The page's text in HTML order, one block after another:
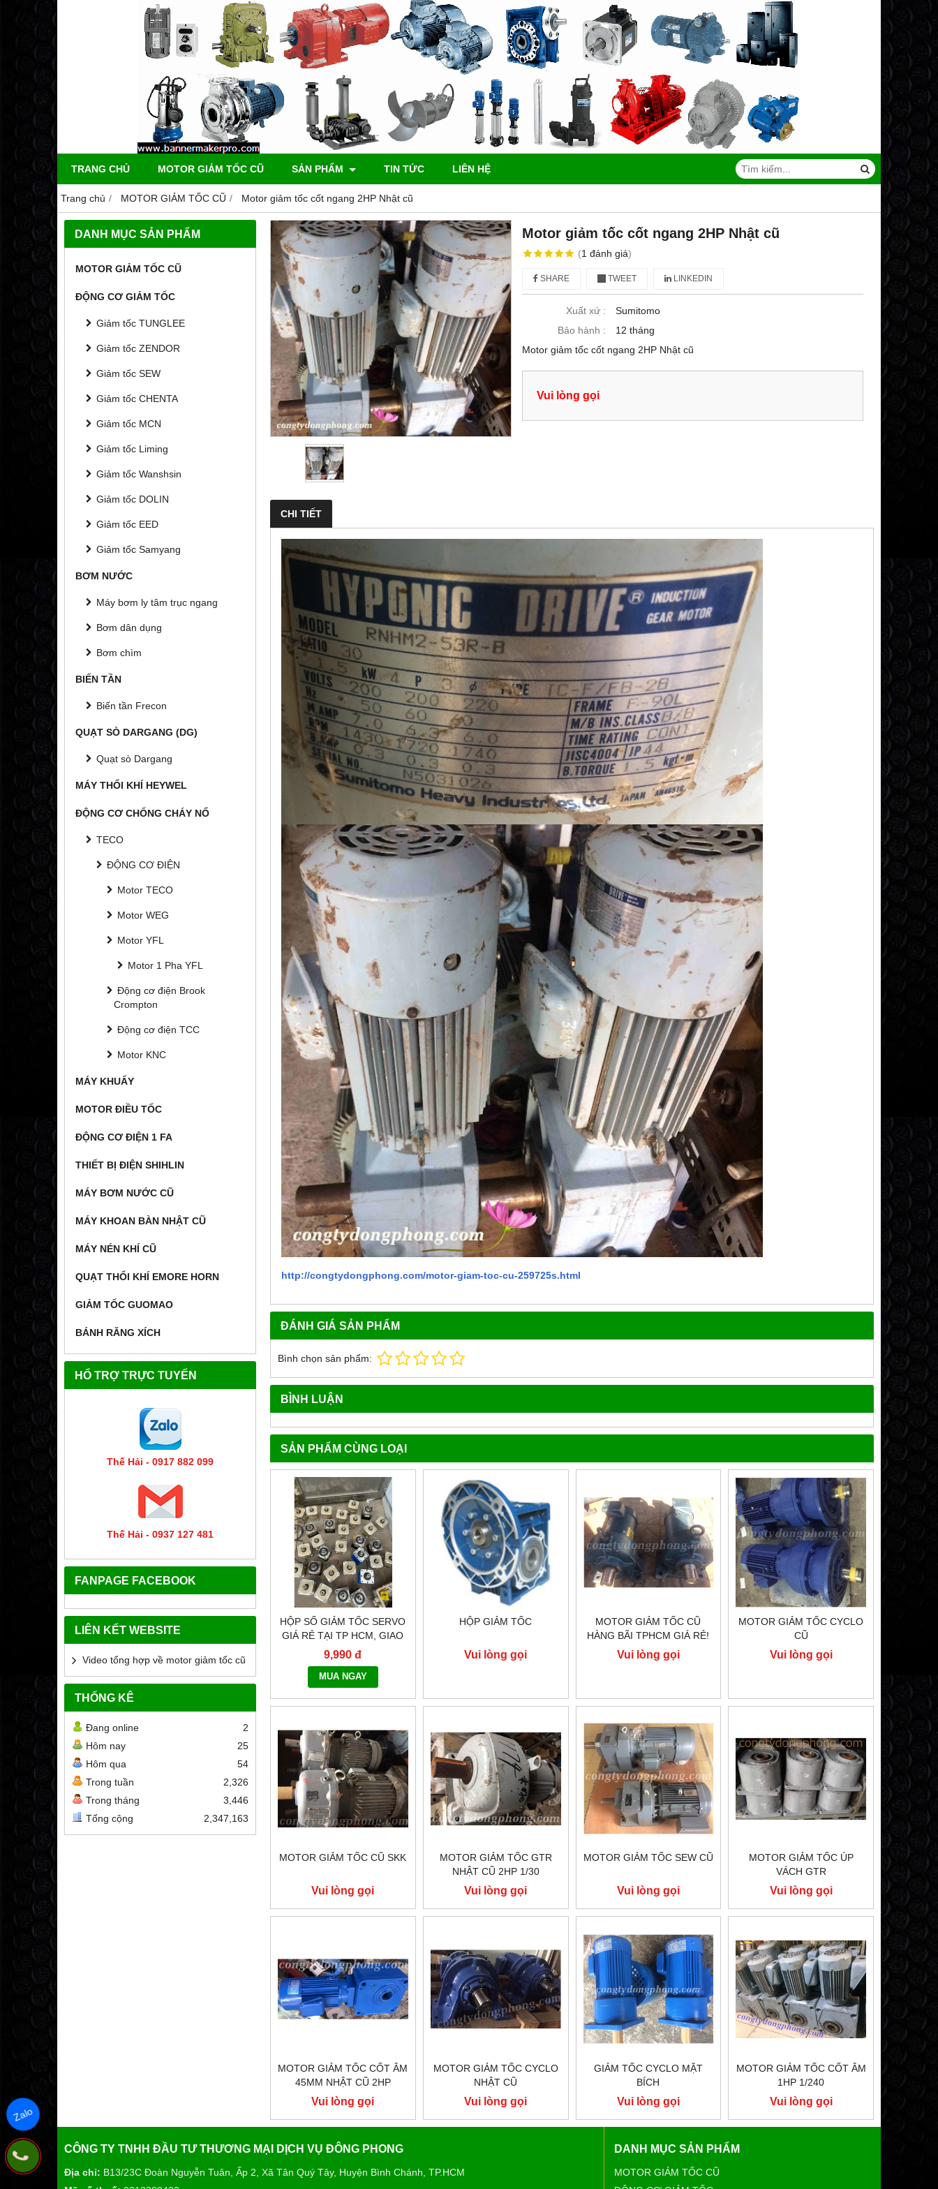
TRANG CHỦ MOTOR GIẢM TỐC CŨ SẢN PHẨM TIN TỨC LIÊN HỆ
Trang chủ MOTOR GIẢM TỐC CŨ Motor giảm tốc cốt ngang 2HP Nhật cũ
DANH MỤC SẢN PHẨM
MOTOR GIẢM TỐC CŨ
ĐỘNG CƠ GIẢM TỐC
Giảm tốc TUNGLEE
Giảm tốc ZENDOR
Giảm tốc SEW
Giảm tốc CHENTA
Giảm tốc MCN
Giảm tốc Liming
Giảm tốc Wanshsin
Giảm tốc DOLIN
Giảm tốc EED
Giảm tốc Samyang
BƠM NƯỚC
Máy bơm ly tâm trục ngang
Bơm dân dụng
Bơm chìm
BIẾN TẦN
Biến tần Frecon
QUẠT SÒ DARGANG (DG)
Quạt sò Dargang
MÁY THỔI KHÍ HEYWEL
ĐỘNG CƠ CHỐNG CHÁY NỔ
TECO
ĐỘNG CƠ ĐIỆN
Motor TECO
Motor WEG
Motor YFL
Motor 1 Pha YFL
Động cơ điện Brook
Crompton
Động cơ điện TCC
Motor KNC
MÁY KHUẤY
MOTOR ĐIỀU TỐC
ĐỘNG CƠ ĐIỆN 1 FA
THIẾT BỊ ĐIỆN SHIHLIN
MÁY BƠM NƯỚC CŨ
MÁY KHOAN BÀN NHẬT CŨ
MÁY NÉN KHÍ CŨ
QUẠT THỔI KHÍ EMORE HORN
GIẢM TỐC GUOMAO
BÁNH RĂNG XÍCH
HỔ TRỢ TRỰC TUYẾN
Thế Hải - 0917 882 099
Thế Hải - 0937 127 481
FANPAGE FACEBOOK
LIÊN KẾT WEBSITE
Video tổng hợp về motor giảm tốc cũ
THỐNG KÊ
Đang online
2
Hôm nay
25
Hôm qua
54
Trong tuần
2,326
Trong tháng
3,446
Tổng cộng
2,347,163
Motor giảm tốc cốt ngang 2HP Nhật cũ
(1 đánh giá)
SHARE TWEET LINKEDIN
Xuất xứ :
Sumitomo
Bảo hành :
12 tháng
Motor giảm tốc cốt ngang 2HP Nhật cũ
Vui lòng gọi
CHI TIẾT
http://congtydongphong.com/motor-giam-toc-cu-259725s.html
ĐÁNH GIÁ SẢN PHẨM
Bình chọn sản phẩm:
BÌNH LUẬN
SẢN PHẨM CÙNG LOẠI
HỘP SỐ GIẢM TỐC SERVO
GIÁ RẺ TẠI TP HCM, GIAO
HÀNG TOÀN QUỐC NHANH
CHÓNG - 0917.882.099
9,990 đ
MUA NGAY
HỘP GIẢM TỐC
Vui lòng gọi
MOTOR GIẢM TỐC CŨ
HÀNG BÃI TPHCM GIÁ RẺ!
Vui lòng gọi
MOTOR GIẢM TỐC CYCLO
CŨ
Vui lòng gọi
MOTOR GIẢM TỐC CŨ SKK
Vui lòng gọi
MOTOR GIẢM TỐC GTR
NHẬT CŨ 2HP 1/30
Vui lòng gọi
MOTOR GIẢM TỐC SEW CŨ
Vui lòng gọi
MOTOR GIẢM TỐC ÚP
VÁCH GTR
Vui lòng gọi
MOTOR GIẢM TỐC CỐT ÂM
45MM NHẬT CŨ 2HP
Vui lòng gọi
MOTOR GIẢM TỐC CYCLO
NHẬT CŨ
Vui lòng gọi
GIẢM TỐC CYCLO MẶT
BÍCH
Vui lòng gọi
MOTOR GIẢM TỐC CỐT ÂM
1HP 1/240
Vui lòng gọi
CÔNG TY TNHH ĐẦU TƯ THƯƠNG MẠI DỊCH VỤ ĐÔNG PHONG
Địa chỉ: B13/23C Đoàn Nguyễn Tuân, Ấp 2, Xã Tân Quý Tây, Huyện Bình Chánh, TP.HCM
DANH MỤC SẢN PHẨM
MOTOR GIẢM TỐC CŨ
Zalo